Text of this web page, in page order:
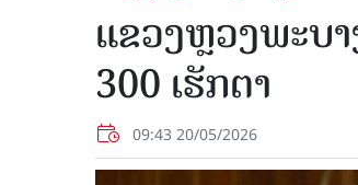
ແຂວງຫຼວງພະບ
300 ເຮັກຕາ
09:43 20/05/2026